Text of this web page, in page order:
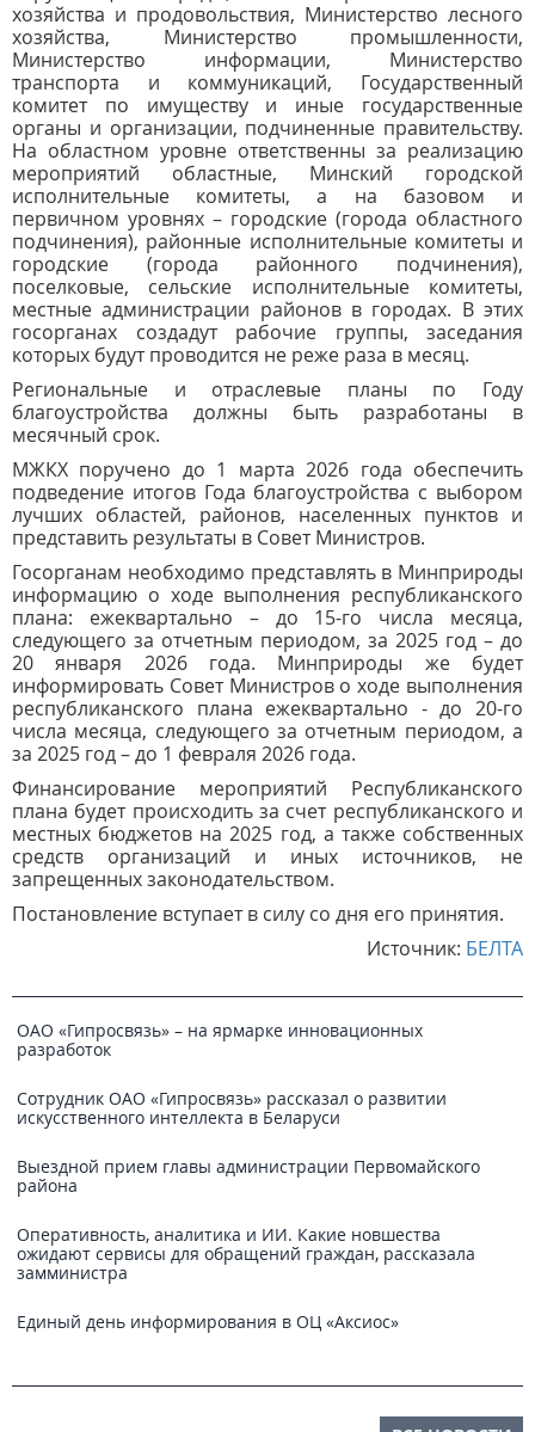
хозяйства и продовольствия, Министерство лесного
хозяйства, Министерство промышленности,
Министерство информации, Министерство
транспорта и коммуникаций, Государственный
комитет по имуществу и иные государственные
органы и организации, подчиненные правительству.
На областном уровне ответственны за реализацию
мероприятий областные, Минский городской
исполнительные комитеты, а на базовом и
первичном уровнях – городские (города областного
подчинения), районные исполнительные комитеты и
городские (города районного подчинения),
поселковые, сельские исполнительные комитеты,
местные администрации районов в городах. В этих
госорганах создадут рабочие группы, заседания
которых будут проводится не реже раза в месяц.
Региональные и отраслевые планы по Году
благоустройства должны быть разработаны в
месячный срок.
МЖКХ поручено до 1 марта 2026 года обеспечить
подведение итогов Года благоустройства с выбором
лучших областей, районов, населенных пунктов и
представить результаты в Совет Министров.
Госорганам необходимо представлять в Минприроды
информацию о ходе выполнения республиканского
плана: ежеквартально – до 15-го числа месяца,
следующего за отчетным периодом, за 2025 год – до
20 января 2026 года. Минприроды же будет
информировать Совет Министров о ходе выполнения
республиканского плана ежеквартально - до 20-го
числа месяца, следующего за отчетным периодом, а
за 2025 год – до 1 февраля 2026 года.
Финансирование мероприятий Республиканского
плана будет происходить за счет республиканского и
местных бюджетов на 2025 год, а также собственных
средств организаций и иных источников, не
запрещенных законодательством.
Постановление вступает в силу со дня его принятия.
Источник: БЕЛТА
ОАО «Гипросвязь» – на ярмарке инновационных
разработок
Сотрудник ОАО «Гипросвязь» рассказал о развитии
искусственного интеллекта в Беларуси
Выездной прием главы администрации Первомайского
района
Оперативность, аналитика и ИИ. Какие новшества
ожидают сервисы для обращений граждан, рассказала
замминистра
Единый день информирования в ОЦ «Аксиос»